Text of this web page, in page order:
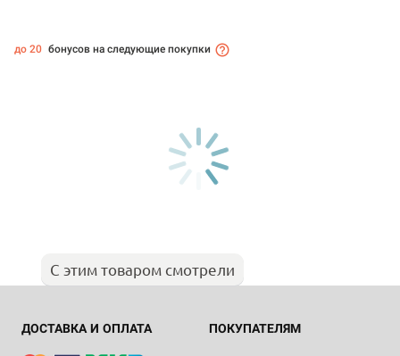
до 20 бонусов на следующие покупки
С этим товаром смотрели
ДОСТАВКА И ОПЛАТА ПОКУПАТЕЛЯМ